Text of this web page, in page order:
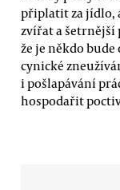
připlatit za jídlo,
zvířat a šetrnější
že je někdo
cynické
i pošlapávání
hospodařit